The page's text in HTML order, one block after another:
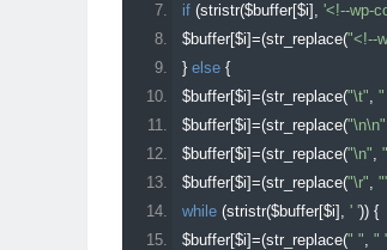
if (stristr($buffer[$i], '<!--wp-
$buffer[$i]=(str_replace("<!--
} else {
$buffer[$i]=(str_replace("\t", "
$buffer[$i]=(str_replace("\n\n"
$buffer[$i]=(str_replace("\n",
$buffer[$i]=(str_replace("\r",
while (stristr($buffer[$i], ' ')) {
$buffer[$i]=(str_replace(" ", "